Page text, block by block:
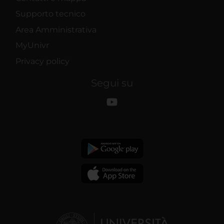
Supporto tecnico
Area Amministrativa
MyUnivr
Privacy policy
Segui su